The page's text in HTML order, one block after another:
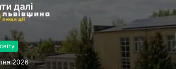
далі
2026